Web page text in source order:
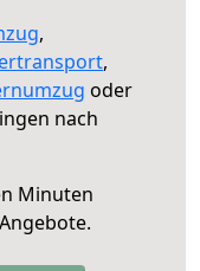
,
,
oder
nach
Minuten